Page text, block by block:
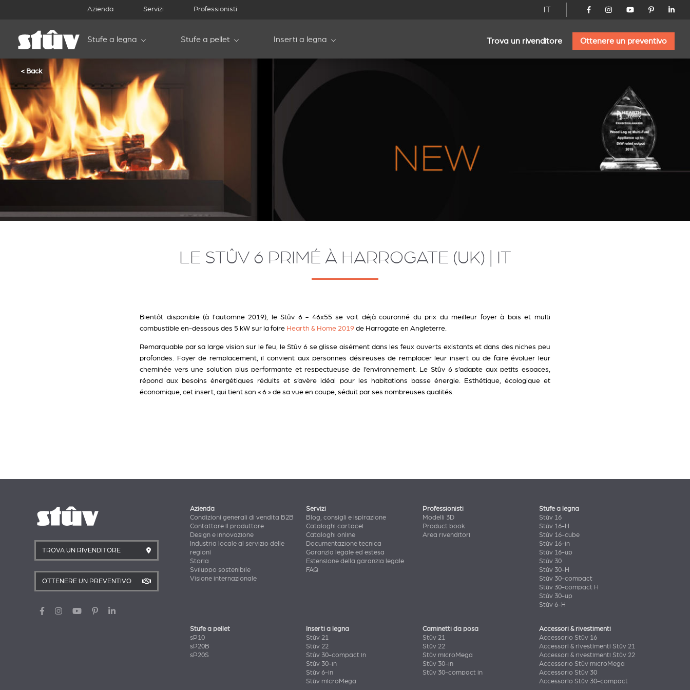
Azienda Servizi Professionisti IT
Stufe a legna Stufe a pellet Inserti a legna Trova un rivenditore Ottenere un preventivo
< Back
LE STÛV 6 PRIMÉ À HARROGATE (UK) | IT
Bientôt disponible (à l'automne 2019), le Stûv 6 - 46x55 se voit déjà couronné du prix du meilleur foyer à bois et multi
combustible en-dessous des 5 kW sur la foire Hearth & Home 2019 de Harrogate en Angleterre.
Remarquable par sa large vision sur le feu, le Stûv 6 se glisse aisément dans les feux ouverts existants et dans des niches peu
profondes. Foyer de remplacement, il convient aux personnes désireuses de remplacer leur insert ou de faire évoluer leur
cheminée vers une solution plus performante et respectueuse de l’environnement. Le Stûv 6 s’adapte aux petits espaces,
répond aux besoins énergétiques réduits et s’avère idéal pour les habitations basse énergie. Esthétique, écologique et
économique, cet insert, qui tient son « 6 » de sa vue en coupe, séduit par ses nombreuses qualités.
TROVA UN RIVENDITORE
OTTENERE UN PREVENTIVO
Azienda
Condizioni generali di vendita B2B
Contattare il produttore
Design e innovazione
Industria locale al servizio delle
regioni
Storia
Sviluppo sostenibile
Visione internazionale
Servizi
Blog, consigli e ispirazione
Cataloghi cartacei
Cataloghi online
Documentazione tecnica
Garanzia legale ed estesa
Estensione della garanzia legale
FAQ
Professionisti
Modelli 3D
Product book
Area rivenditori
Stufe a legna
Stûv 16
Stûv 16-H
Stûv 16-cube
Stûv 16-in
Stûv 16-up
Stûv 30
Stûv 30-H
Stûv 30-compact
Stûv 30-compact H
Stûv 30-up
Stûv 6-H
Stufe a pellet
sP10
sP20B
sP20S
Inserti a legna
Stûv 21
Stûv 22
Stûv 30-compact in
Stûv 30-in
Stûv 6-in
Stûv microMega
Caminetti da posa
Stûv 21
Stûv 22
Stûv microMega
Stûv 30-in
Stûv 30-compact in
Accessori & rivestimenti
Accessorio Stûv 16
Accessori & rivestimenti Stûv 21
Accessori & rivestimenti Stûv 22
Accessorio Stûv microMega
Accessorio Stûv 30
Accessorio Stûv 30-compact